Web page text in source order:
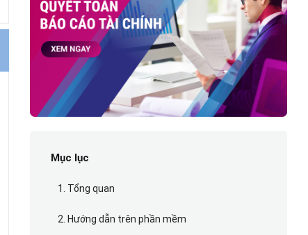
Mục lục
1. Tổng quan
2. Hướng dẫn trên phần mềm